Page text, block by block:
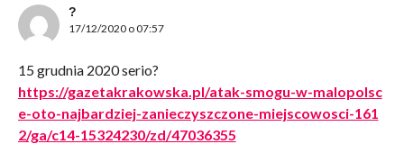
?
17/12/2020 o 07:57
15 grudnia 2020 serio?
https://gazetakrakowska.pl/atak-smogu-w-malopolsc
e-oto-najbardziej-zanieczyszczone-miejscowosci-161
2/ga/c14-15324230/zd/47036355